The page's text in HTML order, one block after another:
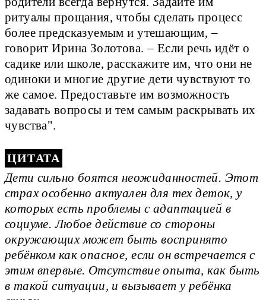
ритуалы прощания, чтобы сделать процесс
более предсказуемым и утешающим, –
говорит Ирина Золотова. – Если речь идёт о
садике или школе, расскажите им, что они не
одиноки и многие другие дети чувствуют то
же самое. Предоставьте им возможность
задавать вопросы и тем самым раскрывать их
чувства".
Дети сильно боятся неожиданностей. Этот
страх особенно актуален для тех деток, у
которых есть проблемы с адаптацией в
социуме. Любое действие со стороны
окружающих может быть воспринято
ребёнком как опасное, если он встречается с
этим впервые. Отсутствие опыта, как быть
в такой ситуации, и вызывает у ребёнка